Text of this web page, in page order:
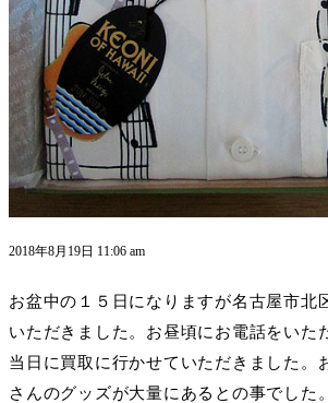
2018年8月19日 11:06 am
お盆中の１５日になりますが名古屋市北
いただきました。お昼頃にお電話をいた
当日に買取に行かせていただきました。
さんのグッズが大量にあるとの事でした